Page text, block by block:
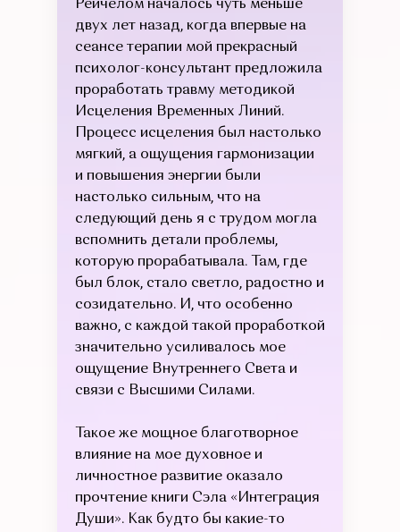
Рейчелом началось чуть меньше
двух лет назад, когда впервые на
сеансе терапии мой прекрасный
психолог-консультант предложила
проработать травму методикой
Исцеления Временных Линий.
Процесс исцеления был настолько
мягкий, а ощущения гармонизации
и повышения энергии были
настолько сильным, что на
следующий день я с трудом могла
вспомнить детали проблемы,
которую прорабатывала. Там, где
был блок, стало светло, радостно и
созидательно. И, что особенно
важно, с каждой такой проработкой
значительно усиливалось мое
ощущение Внутреннего Света и
связи с Высшими Силами.
Такое же мощное благотворное
влияние на мое духовное и
личностное развитие оказало
прочтение книги Сэла «Интеграция
Души». Как будто бы какие-то